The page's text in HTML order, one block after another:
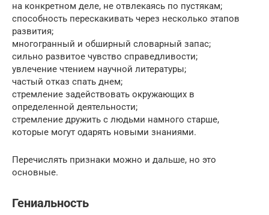
на конкретном деле, не отвлекаясь по пустякам;
способность перескакивать через несколько этапов
развития;
многогранный и обширный словарный запас;
сильно развитое чувство справедливости;
увлечение чтением научной литературы;
частый отказ спать днем;
стремление задействовать окружающих в
определенной деятельности;
стремление дружить с людьми намного старше,
которые могут одарять новыми знаниями.
Перечислять признаки можно и дальше, но это
основные.
Гениальность